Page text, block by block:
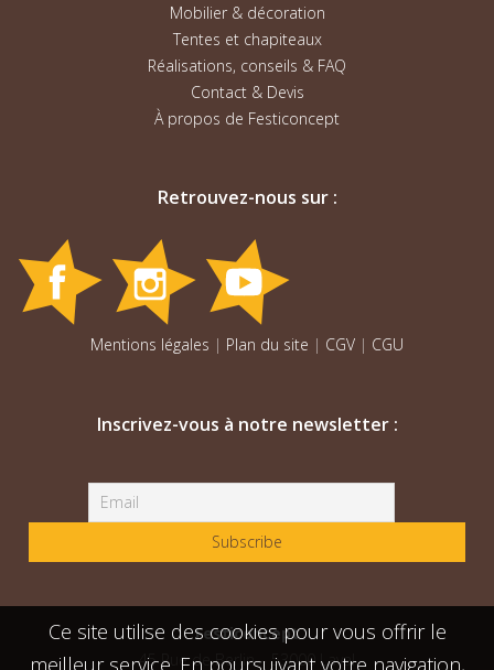
Mobilier & décoration
Tentes et chapiteaux
Réalisations, conseils & FAQ
Contact & Devis
À propos de Festiconcept
Retrouvez-nous sur :
Mentions légales | Plan du site | CGV | CGU
Inscrivez-vous à notre newsletter :
Festiconcept
45 Rue de Berlin – 53000 Laval
Ce site utilise des cookies pour vous offrir le
meilleur service. En poursuivant votre navigation,